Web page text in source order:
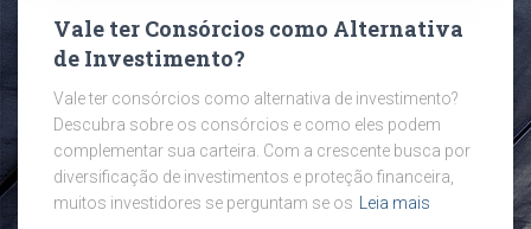
Vale ter Consórcios como Alternativa
de Investimento?
Vale ter consórcios como alternativa de investimento?
Descubra sobre os consórcios e como eles podem
complementar sua carteira. Com a crescente busca por
diversificação de investimentos e proteção financeira,
muitos investidores se perguntam se os
Leia mais